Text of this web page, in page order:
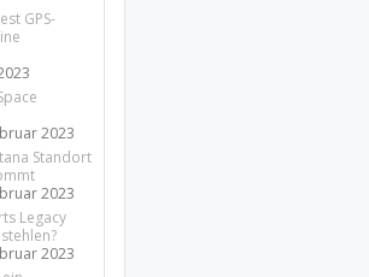
GPS-
2023
Standort
2023
Legacy
2023